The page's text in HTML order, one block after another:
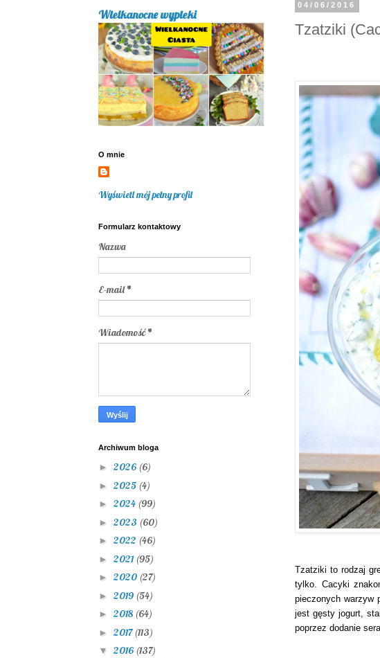
04/06/2016
Tzatziki
Tzatziki to rodzaj
tylko. Cacyki
pieczonych warzyw
jest gęsty jogurt,
poprzez dodanie
Wielkanocne wypieki
O mnie
Wyświetl mój pełny profil
Formularz kontaktowy
Nazwa
E-mail*
Wiadomość*
Archiwum bloga
► 2026 (6)
► 2025 (4)
► 2024 (99)
► 2023 (60)
► 2022 (46)
► 2021 (95)
► 2020 (27)
► 2019 (54)
► 2018 (64)
► 2017(113)
▼ 2016 (137)